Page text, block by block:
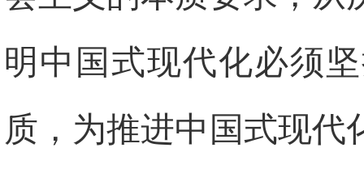
明中国式现代化必须
质，为推进中国式现代